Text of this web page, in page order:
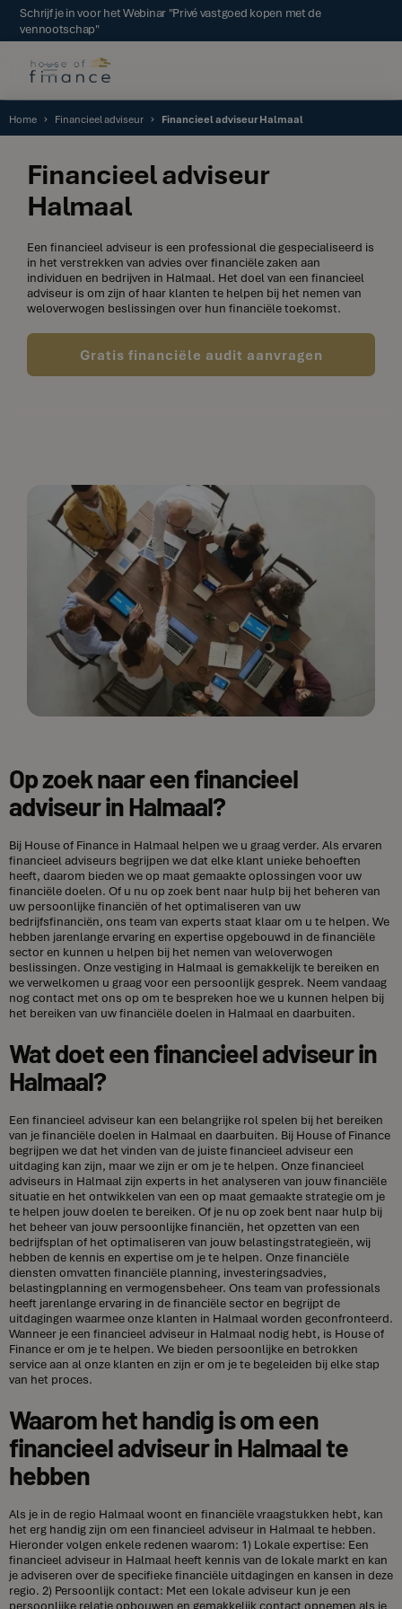
Schrijf je in voor het Webinar "Privé vastgoed kopen met de
vennootschap"
Home Financieel adviseur Financieel adviseur Halmaal
Financieel adviseur
Halmaal
Een financieel adviseur is een professional die gespecialiseerd is
in het verstrekken van advies over financiële zaken aan
individuen en bedrijven in Halmaal. Het doel van een financieel
adviseur is om zijn of haar klanten te helpen bij het nemen van
weloverwogen beslissingen over hun financiële toekomst.
Gratis financiële audit aanvragen
Op zoek naar een financieel
adviseur in Halmaal?
Bij House of Finance in Halmaal helpen we u graag verder. Als ervaren
financieel adviseurs begrijpen we dat elke klant unieke behoeften
heeft, daarom bieden we op maat gemaakte oplossingen voor uw
financiële doelen. Of u nu op zoek bent naar hulp bij het beheren van
uw persoonlijke financiën of het optimaliseren van uw
bedrijfsfinanciën, ons team van experts staat klaar om u te helpen. We
hebben jarenlange ervaring en expertise opgebouwd in de financiële
sector en kunnen u helpen bij het nemen van weloverwogen
beslissingen. Onze vestiging in Halmaal is gemakkelijk te bereiken en
we verwelkomen u graag voor een persoonlijk gesprek. Neem vandaag
nog contact met ons op om te bespreken hoe we u kunnen helpen bij
het bereiken van uw financiële doelen in Halmaal en daarbuiten.
Wat doet een financieel adviseur in
Halmaal?
Een financieel adviseur kan een belangrijke rol spelen bij het bereiken
van je financiële doelen in Halmaal en daarbuiten. Bij House of Finance
begrijpen we dat het vinden van de juiste financieel adviseur een
uitdaging kan zijn, maar we zijn er om je te helpen. Onze financieel
adviseurs in Halmaal zijn experts in het analyseren van jouw financiële
situatie en het ontwikkelen van een op maat gemaakte strategie om je
te helpen jouw doelen te bereiken. Of je nu op zoek bent naar hulp bij
het beheer van jouw persoonlijke financiën, het opzetten van een
bedrijfsplan of het optimaliseren van jouw belastingstrategieën, wij
hebben de kennis en expertise om je te helpen. Onze financiële
diensten omvatten financiële planning, investeringsadvies,
belastingplanning en vermogensbeheer. Ons team van professionals
heeft jarenlange ervaring in de financiële sector en begrijpt de
uitdagingen waarmee onze klanten in Halmaal worden geconfronteerd.
Wanneer je een financieel adviseur in Halmaal nodig hebt, is House of
Finance er om je te helpen. We bieden persoonlijke en betrokken
service aan al onze klanten en zijn er om je te begeleiden bij elke stap
van het proces.
Waarom het handig is om een
financieel adviseur in Halmaal te
hebben
Als je in de regio Halmaal woont en financiële vraagstukken hebt, kan
het erg handig zijn om een financieel adviseur in Halmaal te hebben.
Hieronder volgen enkele redenen waarom: 1) Lokale expertise: Een
financieel adviseur in Halmaal heeft kennis van de lokale markt en kan
je adviseren over de specifieke financiële uitdagingen en kansen in deze
regio. 2) Persoonlijk contact: Met een lokale adviseur kun je een
persoonlijke relatie opbouwen en gemakkelijk contact opnemen als je